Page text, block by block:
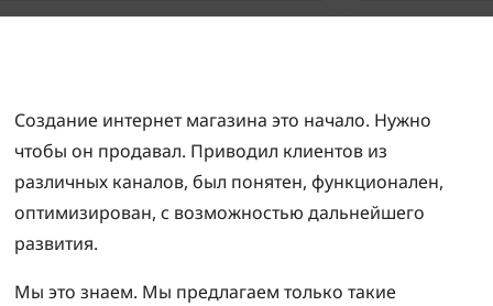
Создание интернет магазина это начало. Нужно
чтобы он продавал. Приводил клиентов из
различных каналов, был понятен, функционален,
оптимизирован, с возможностью дальнейшего
развития.
Мы это знаем. Мы предлагаем только такие